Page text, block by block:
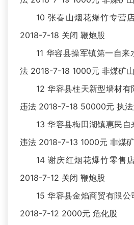
10 张春山烟花爆竹专营
2018-7-18 关闭 鞭炮股
11 华容县操军镇第一自
法 2018-7-18 1000元 非煤矿
12 华容县柱天新型墙材
违法 2018-7-18 50000元 执法
13 华容县梅田湖镇惠民
违法 2018-7-13 1000元 非煤
14 谢庆红烟花爆竹零售
2018-7-12 关闭 鞭炮股
15 华容县金焰商贸有限
2018-7-12 2000元 危化股